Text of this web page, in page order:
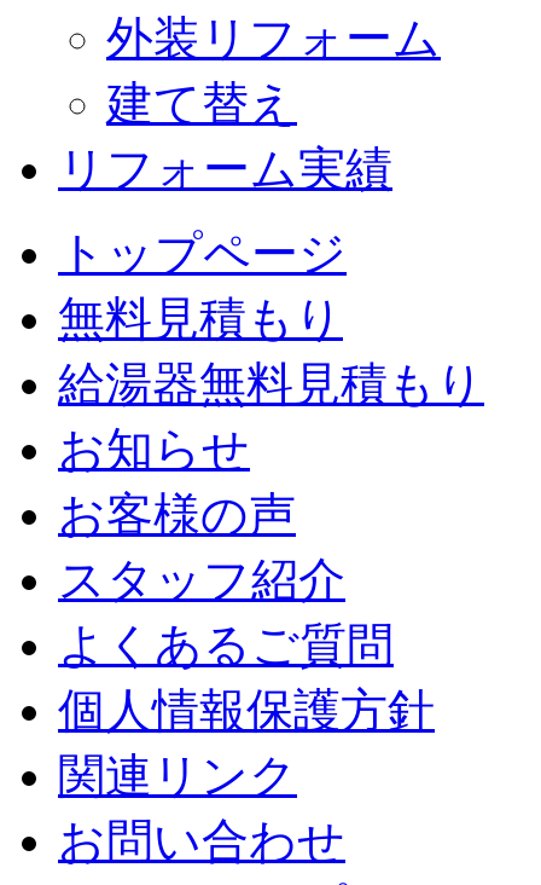
外装リフォーム
建て替え
リフォーム実績
トップページ
無料見積もり
給湯器無料見積もり
お知らせ
お客様の声
スタッフ紹介
よくあるご質問
個人情報保護方針
関連リンク
お問い合わせ